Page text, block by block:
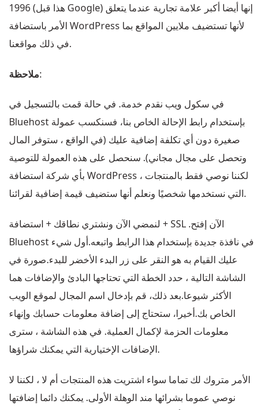
1996 (هذا قبل Google) إنها أيضا أكبر علامة تجارية عندما يتعلق
الأمر باستضافة WordPress لأنها تستضيف ملايين المواقع بما
في ذلك مواقعنا.
ملاحظة:
في سكول ويب نقدم خدمة. في حالة قمت بالتسجيل في
Bluehost بإستخدام رابط الإحالة الخاص بنا، فسنكسب عمولة
صغيرة دون أي تكلفة إضافية عليك (في الواقع ، ستوفر المال
وتحصل على مجال مجاني). سنحصل على هذه العمولة للتوصية
بأي شركة استضافة WordPress ، لكننا نوصي فقط بالمنتجات
التي نستخدمها شخصيًا ونعلم أنها ستضيف قيمة إضافية لقرائنا.
لنمضي الآن ونشتري نطاقك + استضافة + SSL .الآن إفتح
Bluehost في نافذة جديدة بإستخدام هذا الرابط واتبعه.أول شيء
عليك القيام به هو النقر على زر البدء الأخضر للبدء.صورة في
الشاشة التالية ، حدد الخطة التي تحتاجها البادئ والإضافات هما
الأكثر شيوعا.بعد ذلك، قم بإدخال اسم المجال لموقع الويب
الخاص بك.أخيرا، ستحتاج إلى إضافة معلومات حسابك وإنهاء
معلومات الحزمة لإكمال العملية. في هذه الشاشة ، سترى
الإضافات الإختيارية التي يمكنك شراؤها.
الأمر متروك لك تماما سواء اشتريت هذه المنتجات أم لا ، لكننا لا
نوصي عموما بشرائها مند الوهلة الأولى. يمكنك دائما إضافتها